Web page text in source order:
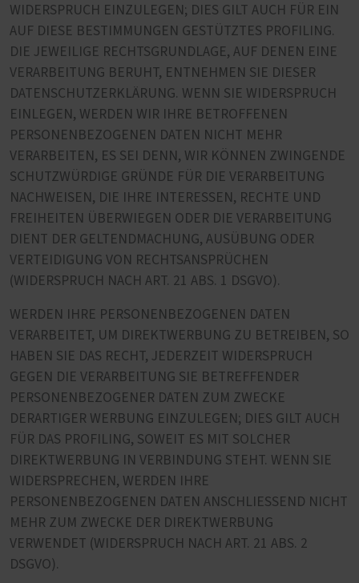
WIDERSPRUCH EINZULEGEN; DIES GILT AUCH FÜR EIN
AUF DIESE BESTIMMUNGEN GESTÜTZTES PROFILING.
DIE JEWEILIGE RECHTSGRUNDLAGE, AUF DENEN EINE
VERARBEITUNG BERUHT, ENTNEHMEN SIE DIESER
DATENSCHUTZERKLÄRUNG. WENN SIE WIDERSPRUCH
EINLEGEN, WERDEN WIR IHRE BETROFFENEN
PERSONENBEZOGENEN DATEN NICHT MEHR
VERARBEITEN, ES SEI DENN, WIR KÖNNEN ZWINGENDE
SCHUTZWÜRDIGE GRÜNDE FÜR DIE VERARBEITUNG
NACHWEISEN, DIE IHRE INTERESSEN, RECHTE UND
FREIHEITEN ÜBERWIEGEN ODER DIE VERARBEITUNG
DIENT DER GELTENDMACHUNG, AUSÜBUNG ODER
VERTEIDIGUNG VON RECHTSANSPRÜCHEN
(WIDERSPRUCH NACH ART. 21 ABS. 1 DSGVO).
WERDEN IHRE PERSONENBEZOGENEN DATEN
VERARBEITET, UM DIREKTWERBUNG ZU BETREIBEN, SO
HABEN SIE DAS RECHT, JEDERZEIT WIDERSPRUCH
GEGEN DIE VERARBEITUNG SIE BETREFFENDER
PERSONENBEZOGENER DATEN ZUM ZWECKE
DERARTIGER WERBUNG EINZULEGEN; DIES GILT AUCH
FÜR DAS PROFILING, SOWEIT ES MIT SOLCHER
DIREKTWERBUNG IN VERBINDUNG STEHT. WENN SIE
WIDERSPRECHEN, WERDEN IHRE
PERSONENBEZOGENEN DATEN ANSCHLIESSEND NICHT
MEHR ZUM ZWECKE DER DIREKTWERBUNG
VERWENDET (WIDERSPRUCH NACH ART. 21 ABS. 2
DSGVO).